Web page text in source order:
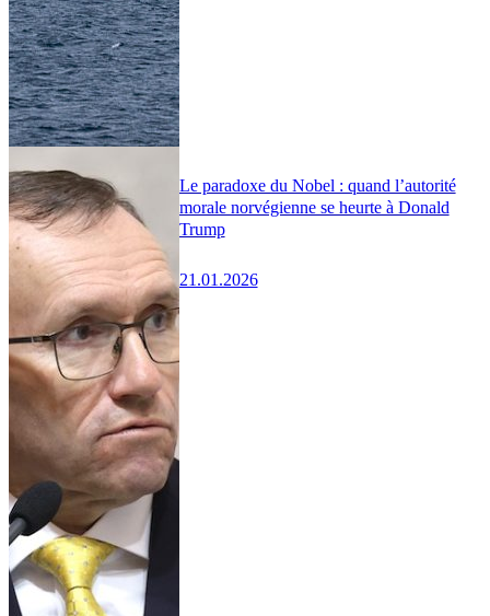
Le paradoxe du Nobel : quand l’autorité
morale norvégienne se heurte à Donald
Trump
21.01.2026